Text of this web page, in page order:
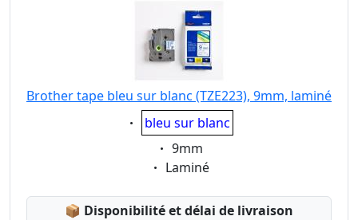
Brother tape bleu sur blanc (TZE223), 9mm, laminé
Eigenschaft:
bleu sur blanc
Eigenschaft:
9mm
Eigenschaft:
Laminé
📦 Lagerstatus:
Disponibilité et délai de livraison